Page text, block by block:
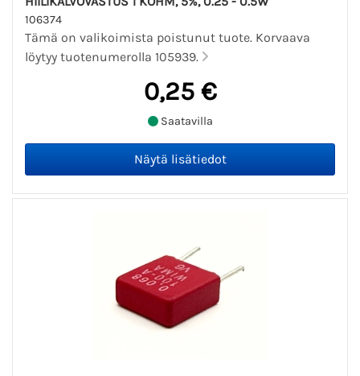
106374
Tämä on valikoimista poistunut tuote. Korvaava
löytyy tuotenumerolla 105939.
0,25 €
Saatavilla